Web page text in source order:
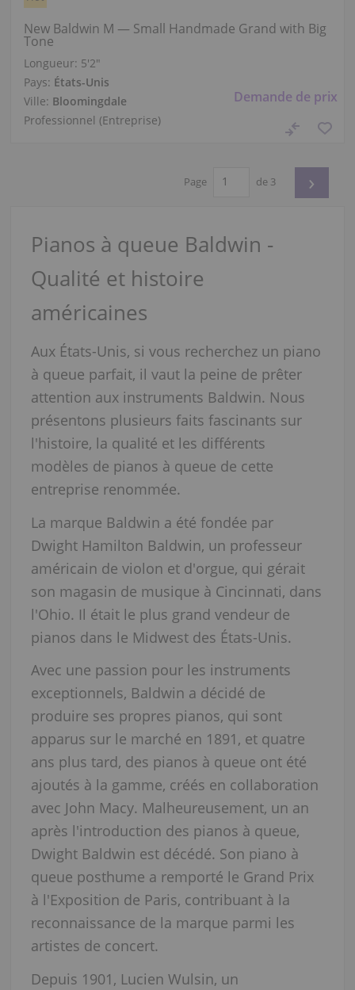
Demande de prix
New Baldwin M — Small Handmade Grand with Big
Tone
Longueur: 5′2″
Pays: États-Unis
Ville: Bloomingdale
Professionnel (Entreprise)
Page de 3 ›
Pianos à queue Baldwin -
Qualité et histoire
américaines
Aux États-Unis, si vous recherchez un piano
à queue parfait, il vaut la peine de prêter
attention aux instruments Baldwin. Nous
présentons plusieurs faits fascinants sur
l'histoire, la qualité et les différents
modèles de pianos à queue de cette
entreprise renommée.
La marque Baldwin a été fondée par
Dwight Hamilton Baldwin, un professeur
américain de violon et d'orgue, qui gérait
son magasin de musique à Cincinnati, dans
l'Ohio. Il était le plus grand vendeur de
pianos dans le Midwest des États-Unis.
Avec une passion pour les instruments
exceptionnels, Baldwin a décidé de
produire ses propres pianos, qui sont
apparus sur le marché en 1891, et quatre
ans plus tard, des pianos à queue ont été
ajoutés à la gamme, créés en collaboration
avec John Macy. Malheureusement, un an
après l'introduction des pianos à queue,
Dwight Baldwin est décédé. Son piano à
queue posthume a remporté le Grand Prix
à l'Exposition de Paris, contribuant à la
reconnaissance de la marque parmi les
artistes de concert.
Depuis 1901, Lucien Wulsin, un